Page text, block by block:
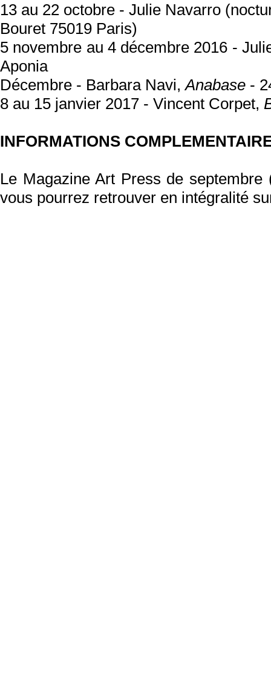
13 au 22 octobre - Julie Navarro
Bouret 75019 Paris)
5 novembre au 4 décembre 2016 -
Aponia
Décembre - Barbara Navi,Anabase -
8 au 15 janvier 2017 - Vincent Corpet,
INFORMATIONS
Le Magazine Art Press de
vous pourrez retrouver en intégralité